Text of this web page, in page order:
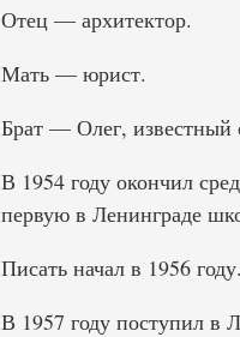
Отец — архитектор.
Мать — юрист.
Брат — Олег, известный
В 1954 году окончил
первую в Ленинграде
Писать начал в 1956 году.
В 1957 году поступил в